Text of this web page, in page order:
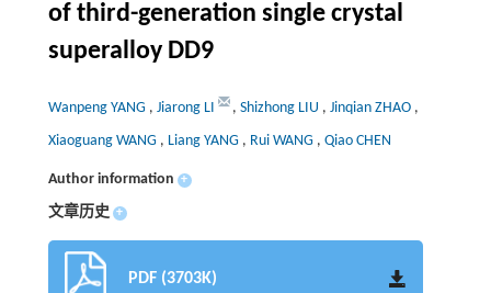
of third-generation single crystal
superalloy DD9
Wanpeng YANG , Jiarong LI , Shizhong LIU , Jinqian ZHAO ,
Xiaoguang WANG , Liang YANG , Rui WANG , Qiao CHEN
Author information +
文章历史 +
PDF (3703K)